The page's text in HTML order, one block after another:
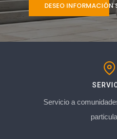
DESEO
Servicio a